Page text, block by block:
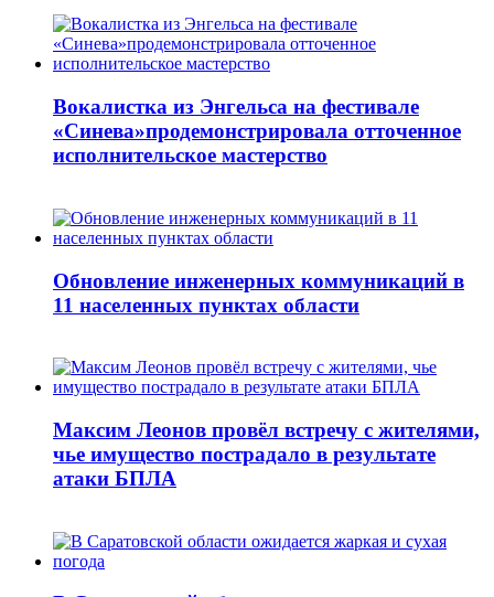
Вокалистка из Энгельса на фестивале
«Синева»продемонстрировала отточенное
исполнительское мастерство
Обновление инженерных коммуникаций в
11 населенных пунктах области
Максим Леонов провёл встречу с жителями,
чье имущество пострадало в результате
атаки БПЛА